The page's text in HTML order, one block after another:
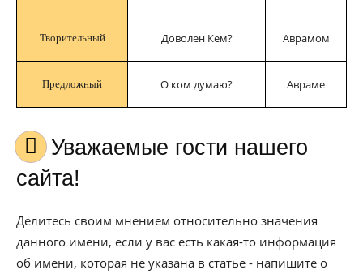
Творительный Доволен Кем? Аврамом
Предложный О ком думаю? Авраме
Уважаемые гости нашего
сайта!
Делитесь своим мнением относительно значения
данного имени, если у вас есть какая-то информация
об имени, которая не указана в статье - напишите о